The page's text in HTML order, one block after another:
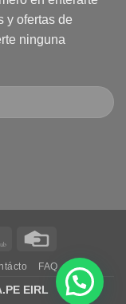
y ofertas de
ninguna
Dinners
Card
FAQ
EIRL